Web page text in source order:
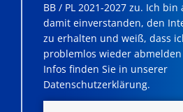
BB / PL 2021-2027 zu. Ich
damit einverstanden, den
zu erhalten und weiß, dass
problemlos wieder
Infos finden Sie in unserer
Datenschutzerklärung.